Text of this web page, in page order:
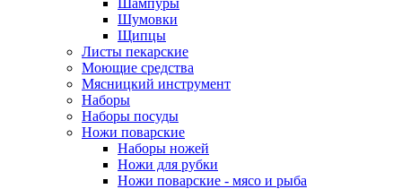
Шампуры
Шумовки
Щипцы
Листы пекарские
Моющие средства
Мясницкий инструмент
Наборы
Наборы посуды
Ножи поварские
Наборы ножей
Ножи для рубки
Ножи поварские - мясо и рыба